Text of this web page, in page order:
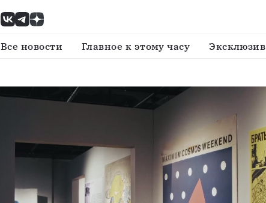
Все новости Главное к этому часу Эксклюзив